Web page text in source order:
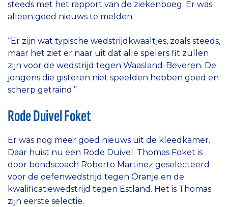
steeds met het rapport van de ziekenboeg. Er was
alleen goed nieuws te melden.
“Er zijn wat typische wedstrijdkwaaltjes, zoals steeds,
maar het ziet er naar uit dat alle spelers fit zullen
zijn voor de wedstrijd tegen Waasland-Beveren. De
jongens die gisteren niet speelden hebben goed en
scherp getraind.”
Rode Duivel Foket
Er was nog meer goed nieuws uit de kleedkamer.
Daar huist nu een Rode Duivel. Thomas Foket is
door bondscoach Roberto Martinez geselecteerd
voor de oefenwedstrijd tegen Oranje en de
kwalificatiewedstrijd tegen Estland. Het is Thomas
zijn eerste selectie.